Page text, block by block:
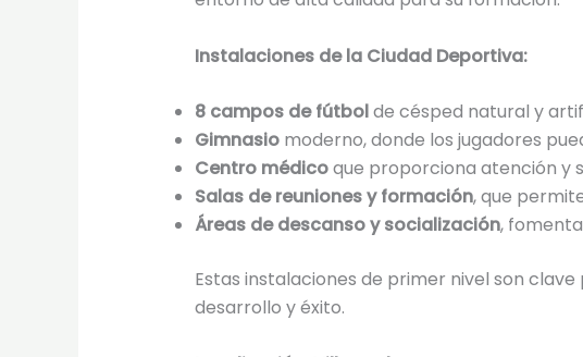
Instalaciones de la Ciudad Deportiva:
8 campos de fútbolde césped natural y
Gimnasiomoderno, donde los jugadores
Centro médicoque proporciona atención y
Salas de reuniones y formación, que
Áreas de descanso y socialización,
Estas instalaciones de primer nivel son
desarrollo y éxito.